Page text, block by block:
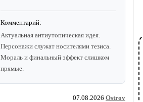
Комментарий:
Актуальная антиутопическая идея.
Персонажи служат носителями тезиса.
Мораль и финальный эффект слишком
прямые.
07.08.2026 Ostrov